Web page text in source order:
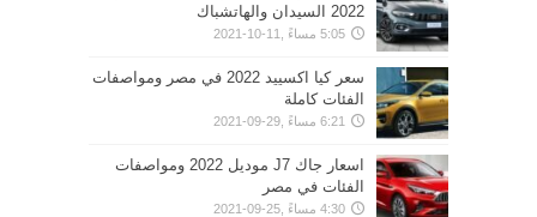
2022 السيدان والهاتشباك
5:05 مساءً ,11-10-2021
سعر كيا اكسييد 2022 في مصر ومواصفات
الفئات كاملة
6:21 مساءً ,29-09-2021
اسعار جاك J7 موديل 2022 ومواصفات
الفئات في مصر
4:30 مساءً ,25-09-2021